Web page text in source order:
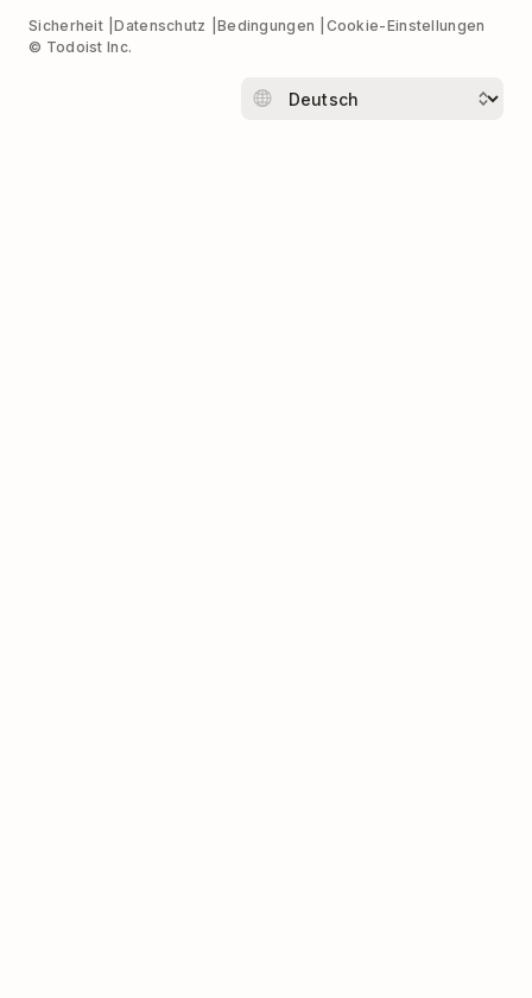
Sicherheit Datenschutz Bedingungen
Cookie-Einstellungen
© Todoist Inc.